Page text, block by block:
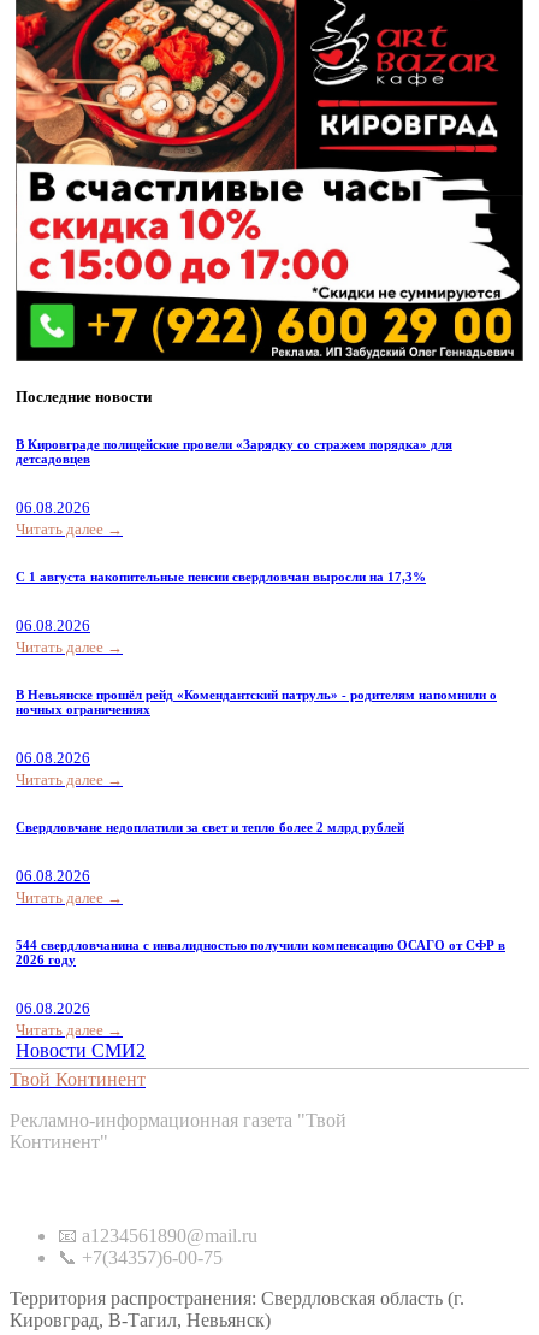
Последние новости
В Кировграде полицейские провели «Зарядку со стражем порядка» для
детсадовцев
06.08.2026
Читать далее →
С 1 августа накопительные пенсии свердловчан выросли на 17,3%
06.08.2026
Читать далее →
В Невьянске прошёл рейд «Комендантский патруль» - родителям напомнили о
ночных ограничениях
06.08.2026
Читать далее →
Свердловчане недоплатили за свет и тепло более 2 млрд рублей
06.08.2026
Читать далее →
544 свердловчанина с инвалидностью получили компенсацию ОСАГО от СФР в
2026 году
06.08.2026
Читать далее →
Новости СМИ2
Твой Континент
Рекламно-информационная газета "Твой
Континент"
📧 a1234561890@mail.ru
📞 +7(34357)6-00-75
Территория распространения: Свердловская область (г.
Кировград, В-Тагил, Невьянск)